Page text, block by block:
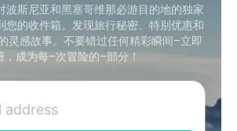
波斯尼亚和黑塞哥维那必游目的地的独家
您的收件箱。发现旅行秘密、特别优惠和
灵感故事。不要错过任何精彩瞬间–立即
，成为每–次冒险的–部分！